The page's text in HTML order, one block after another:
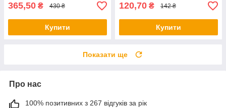
365,50 ₴ 430 ₴
Купити
120,70 ₴ 142 ₴
Купити
Показати ще
Про нас
100% позитивних з 267 відгуків за рік